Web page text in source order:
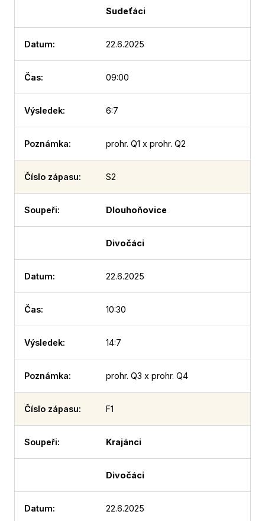
Sudeťáci
22.6.2025
09:00
6:7
prohr. Q1 x prohr. Q2
S2
Dlouhoňovice
Divočáci
22.6.2025
10:30
14:7
prohr. Q3 x prohr. Q4
F1
Krajánci
Divočáci
22.6.2025